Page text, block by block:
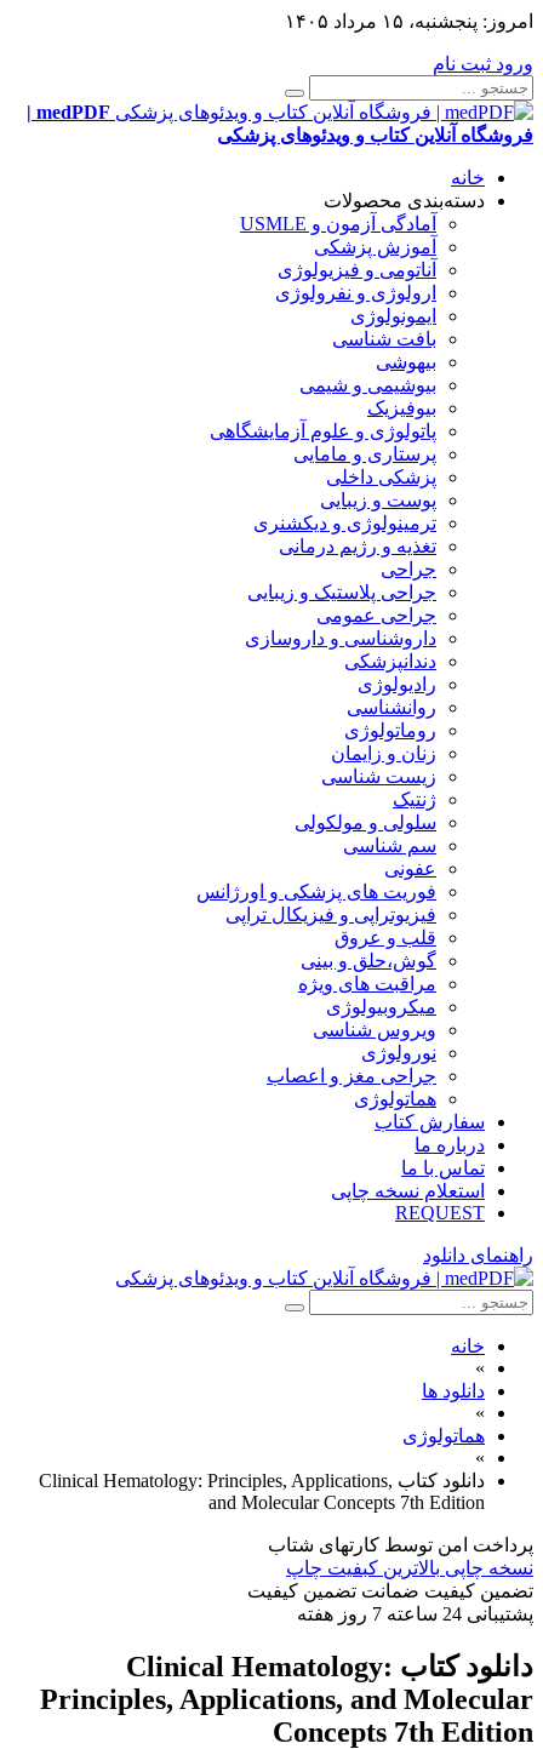
امروز: پنجشنبه، ۱۵ مرداد ۱۴۰۵
ورود ثبت نام
medPDF |
فروشگاه آنلاین کتاب و ویدئوهای پزشکی
خانه
دسته‌بندی محصولات
آمادگی آزمون و USMLE
آموزش پزشکی
آناتومی و فیزیولوژی
ارولوژی و نفرولوژی
ایمونولوژی
بافت شناسی
بیهوشی
بیوشیمی و شیمی
بیوفیزیک
پاتولوژی و علوم آزمایشگاهی
پرستاری و مامایی
پزشکی داخلی
پوست و زیبایی
ترمینولوژی و دیکشنری
تغذیه و رژیم درمانی
جراحی
جراحی پلاستیک و زیبایی
جراحی عمومی
داروشناسی و داروسازی
دندانپزشکی
رادیولوژی
روانشناسی
روماتولوژی
زنان و زایمان
زیست شناسی
ژنتیک
سلولی و مولکولی
سم شناسی
عفونی
فوریت های پزشکی و اورژانس
فیزیوتراپی و فیزیکال تراپی
قلب و عروق
گوش،حلق و بینی
مراقبت های ویژه
میکروبیولوژی
ویروس شناسی
نورولوژی
جراحی مغز و اعصاب
هماتولوژی
سفارش کتاب
درباره ما
تماس با ما
استعلام نسخه چاپی
REQUEST
راهنمای دانلود
خانه
»
دانلود ها
»
هماتولوژی
»
دانلود کتاب Clinical Hematology: Principles, Applications,
and Molecular Concepts 7th Edition
پرداخت امن توسط کارتهای شتاب
نسخه چاپی بالاترین کبفیت چاپ
تضمین کیفیت ضمانت تضمین کیفیت
پشتیبانی 24 ساعته 7 روز هفته
دانلود کتاب Clinical Hematology:
Principles, Applications, and Molecular
Concepts 7th Edition